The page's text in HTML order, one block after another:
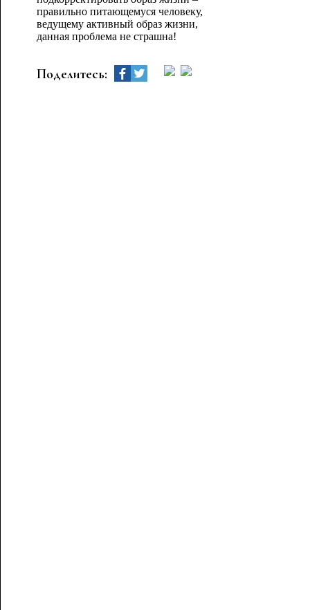
правильно питающемуся человеку,
ведущему активный образ жизни,
данная проблема не страшна!
Поделитесь: